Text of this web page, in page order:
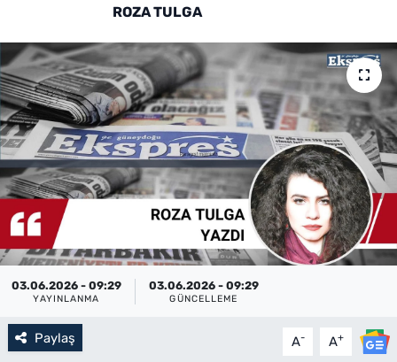
ROZA TULGA
03.06.2026 - 09:29
YAYINLANMA
03.06.2026 - 09:29
GÜNCELLEME
Paylaş A- A+